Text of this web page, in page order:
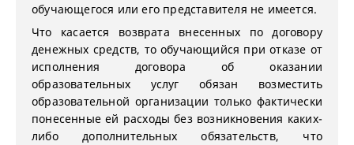
обучающегося или его представителя не имеется.
Что касается возврата внесенных по договору
денежных средств, то обучающийся при отказе от
исполнения договора об оказании
образовательных услуг обязан возместить
образовательной организации только фактически
понесенные ей расходы без возникновения каких-
либо дополнительных обязательств, что